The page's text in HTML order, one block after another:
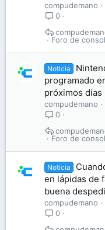
compudemano
0
Foro de
Noticia
programado
próximos días
compudemano
0
Foro de
Noticia
en lápidas de
buena
compudemano
0